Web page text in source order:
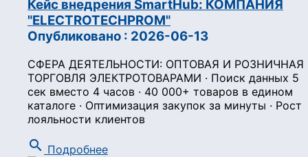
Кейс внедрения SmartHub: КОМПАНИЯ
"ELECTROTECHPROM"
Опубликовано : 2026-06-13
СФЕРА ДЕЯТЕЛЬНОСТИ: ОПТОВАЯ И РОЗНИЧНАЯ
ТОРГОВЛЯ ЭЛЕКТРОТОВАРАМИ · Поиск данных 5
сек вместо 4 часов · 40 000+ товаров в едином
каталоге · Оптимизация закупок за минуты · Рост
лояльности клиентов
search Подробнее